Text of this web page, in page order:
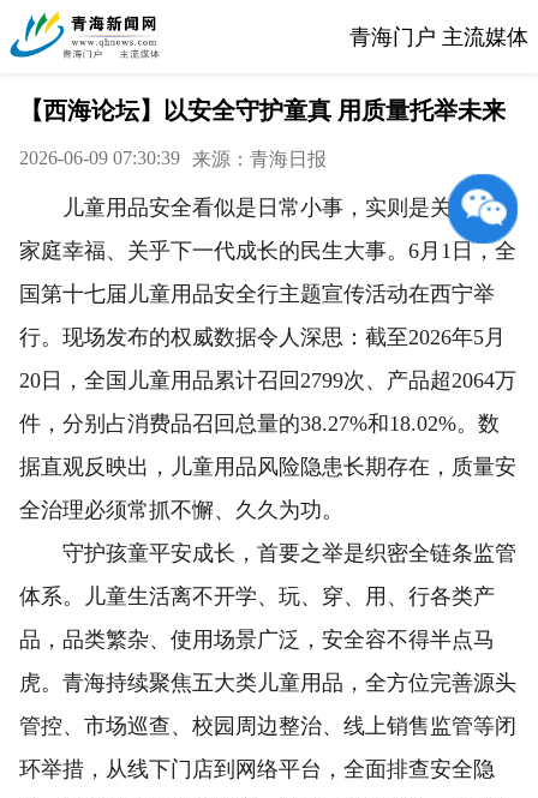
青海门户 主流媒体
【西海论坛】以安全守护童真 用质量托举未来
2026-06-09 07:30:39 来源：青海日报
儿童用品安全看似是日常小事，实则是关系万千
家庭幸福、关乎下一代成长的民生大事。6月1日，全
国第十七届儿童用品安全行主题宣传活动在西宁举
行。现场发布的权威数据令人深思：截至2026年5月
20日，全国儿童用品累计召回2799次、产品超2064万
件，分别占消费品召回总量的38.27%和18.02%。数
据直观反映出，儿童用品风险隐患长期存在，质量安
全治理必须常抓不懈、久久为功。
守护孩童平安成长，首要之举是织密全链条监管
体系。儿童生活离不开学、玩、穿、用、行各类产
品，品类繁杂、使用场景广泛，安全容不得半点马
虎。青海持续聚焦五大类儿童用品，全方位完善源头
管控、市场巡查、校园周边整治、线上销售监管等闭
环举措，从线下门店到网络平台，全面排查安全隐